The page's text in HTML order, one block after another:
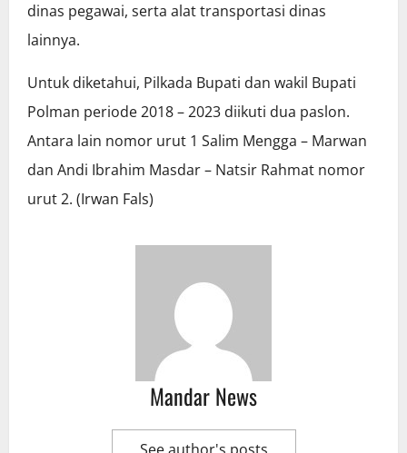
dinas pegawai, serta alat transportasi dinas
lainnya.
Untuk diketahui, Pilkada Bupati dan wakil Bupati
Polman periode 2018 – 2023 diikuti dua paslon.
Antara lain nomor urut 1 Salim Mengga – Marwan
dan Andi Ibrahim Masdar – Natsir Rahmat nomor
urut 2. (Irwan Fals)
Mandar News